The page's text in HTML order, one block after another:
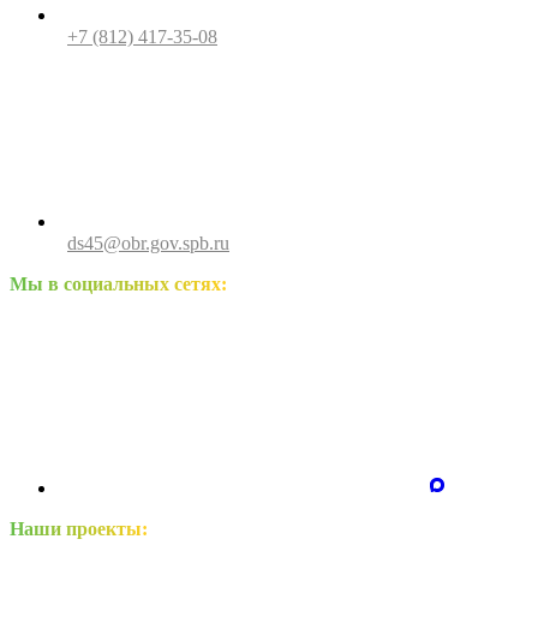
+7 (812) 417-35-08
ds45@obr.gov.spb.ru
Мы в социальных сетях:
Наши проекты: